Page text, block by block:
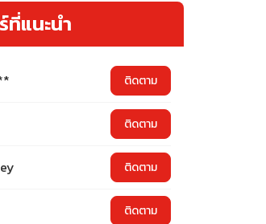
ที่แนะนำ
ติดตาม
ติดตาม
ติดตาม
ติดตาม